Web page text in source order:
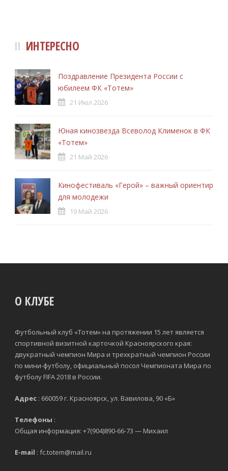
ИНТЕРЕСНО
Поздравление Президента России с
юбилеем ФК «Тотем»
21 Июл 2026
Юная кинозвезда Всеволод Клименок в ФК
«Тотем»
21 Май 2026
Кинофестиваль «Герой» – важный ориентир
для молодежи
19 Май 2026
О КЛУБЕ
Футбольный клуб «Тотем» на протяжении 15 лет является
спортивной визитной карточкой Красноярского края:
двукратный чемпион Мира и трехкратный чемпион России
по мини-футболу, официальный посол Чемпионата Мира по
футболу FIFA 2018 в России.
Адрес : 660059 г. Красноярск, ул. Вавилова, 90 «Б»
Телефоны :
Общая информация: +7(904)890-66-73 — Михаил
E-mail : fc.totem@mail.ru